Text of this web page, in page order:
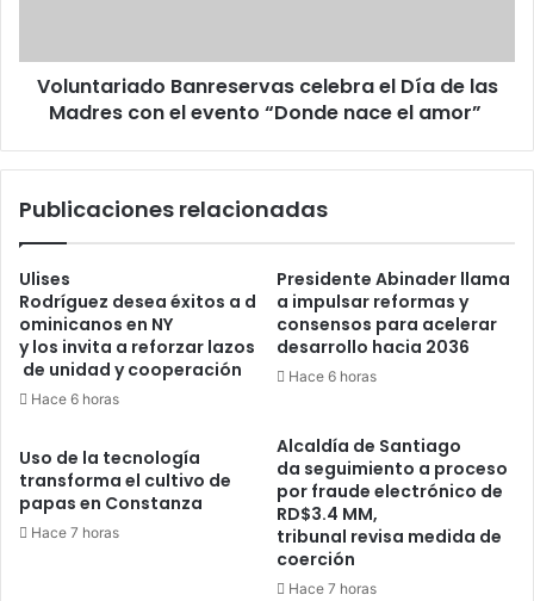
Voluntariado Banreservas celebra el Día de las
Madres con el evento “Donde nace el amor”
Publicaciones relacionadas
Ulises
Rodríguez desea éxitos a d
ominicanos en NY
y los invita a reforzar lazos
de unidad y cooperación
Hace 6 horas
Presidente Abinader llama
a impulsar reformas y
consensos para acelerar
desarrollo hacia 2036
Hace 6 horas
Uso de la tecnología
transforma el cultivo de
papas en Constanza
Hace 7 horas
Alcaldía de Santiago
da seguimiento a proceso
por fraude electrónico de
RD$3.4 MM,
tribunal revisa medida de
coerción
Hace 7 horas